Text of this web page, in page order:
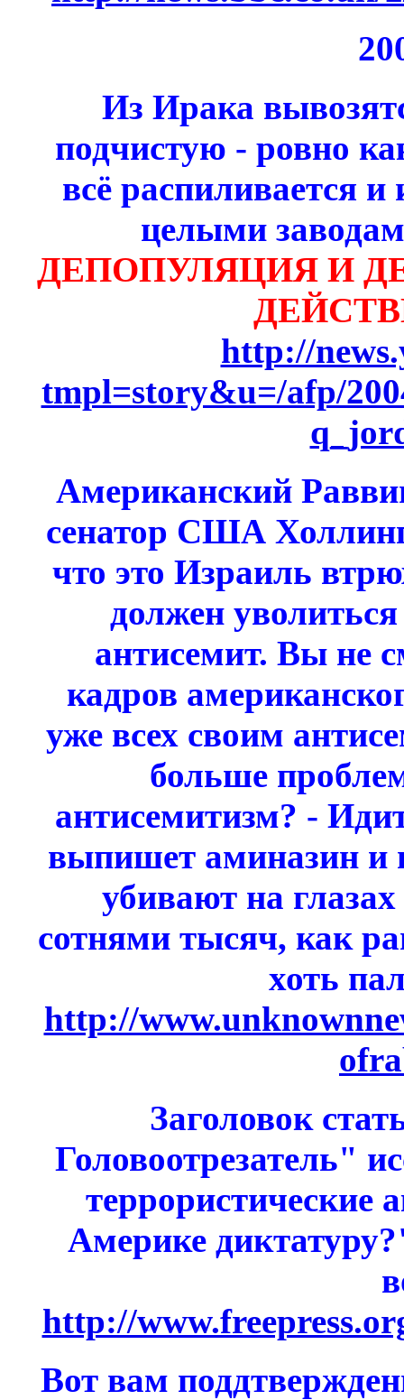
Из Ирака
подчистую - ровно
всё распиливается
целыми
ДЕПОПУЛЯЦИЯ И
http://
tmpl=story&u=/afp/
Американский
сенатор США
что это Израиль
должен
антисемит. Вы не
кадров
уже всех своим
больше
антисемитизм? -
выпишет аминазин и
убивают на
сотнями тысяч, как
хоть
http://
Заголовок
Головоотрезатель"
террористические
Америке
http://
Вот вам